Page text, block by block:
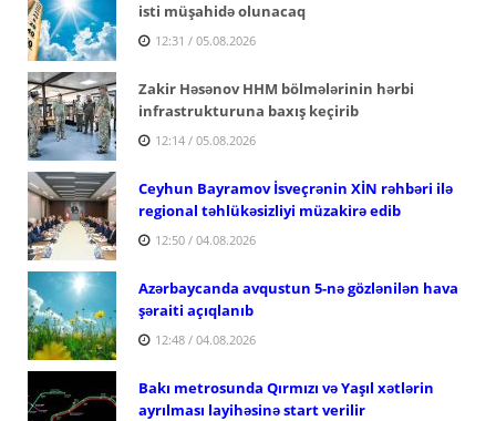
isti müşahidə olunacaq
12:31 / 05.08.2026
Zakir Həsənov HHM bölmələrinin hərbi
infrastrukturuna baxış keçirib
12:14 / 05.08.2026
Ceyhun Bayramov İsveçrənin XİN rəhbəri ilə
regional təhlükəsizliyi müzakirə edib
12:50 / 04.08.2026
Azərbaycanda avqustun 5-nə gözlənilən hava
şəraiti açıqlanıb
12:48 / 04.08.2026
Bakı metrosunda Qırmızı və Yaşıl xətlərin
ayrılması layihəsinə start verilir